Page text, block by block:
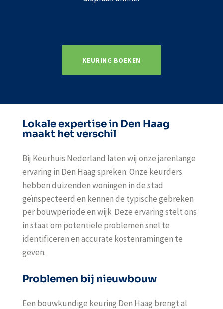
KEURING BOEKEN
Lokale expertise in Den Haag
maakt het verschil
Bij Keurhuis Nederland laten wij onze jarenlange
ervaring in Den Haag spreken. Onze keurders
hebben duizenden woningen in de stad
geïnspecteerd en kennen de typische gebreken
per bouwperiode en wijk. Deze ervaring stelt ons
in staat om potentiële problemen snel te
identificeren en accurate kostenramingen te
geven.
Problemen bij nieuwbouw
Een bouwkundige keuring Den Haag brengt al